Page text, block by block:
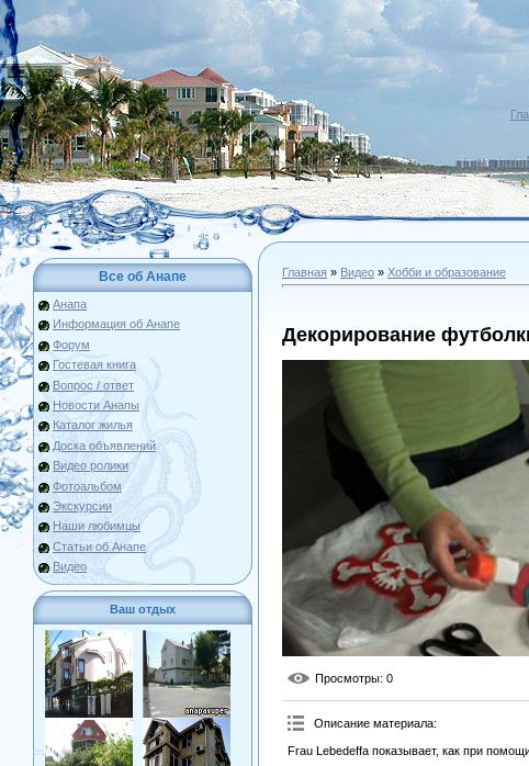
Все об Анапе
Анапа
Информация об Анапе
Форум
Гостевая книга
Вопрос / ответ
Новости Анапы
Каталог жилья
Доска объявлений
Видео ролики
Фотоальбом
Экскурсии
Наши любимцы
Статьи об Анапе
Видео
Ваш отдых
Главная » Видео » Хобби и образование
Декорирование
Просмотры: 0
Описание материала:
Frau Lebedeffa показывает, как при